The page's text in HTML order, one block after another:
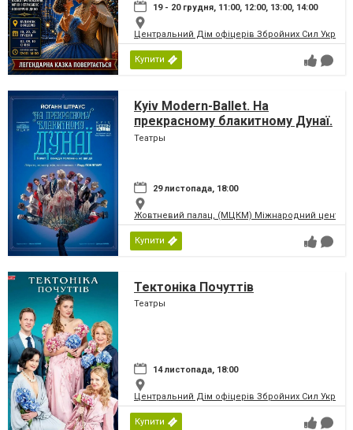
19 - 20 грудня, 11:00, 12:00, 13:00, 14:00
Центральний Дім офіцерів Збройних Сил
Купити
Kyiv Modern-Ballet. На
прекрасному блакитному Дунаї.
Раду Поклітару
Театры
29 листопада, 18:00
Жовтневий палац, (МЦКМ) Міжнародний центр
Купити
Тектоніка Почуттів
Театры
14 листопада, 18:00
Центральний Дім офіцерів Збройних Сил
Купити